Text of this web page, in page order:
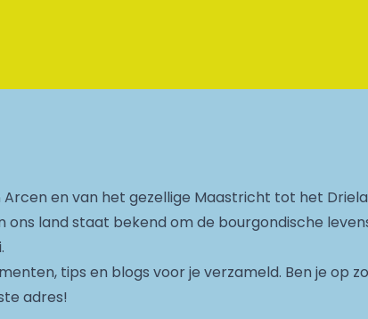
en van het gezellige Maastricht tot het
land staat bekend om de bourgondische
tips en blogs voor je verzameld. Ben je op
adres!